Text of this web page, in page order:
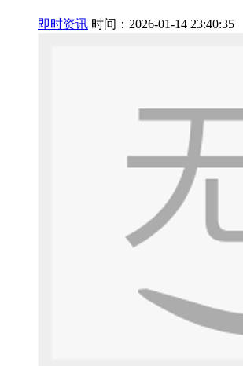
即时资讯 时间：2026-01-14 23:40:35